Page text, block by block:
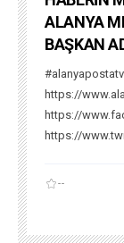
ALANYA
BAŞKAN
https://
https://
https://
--